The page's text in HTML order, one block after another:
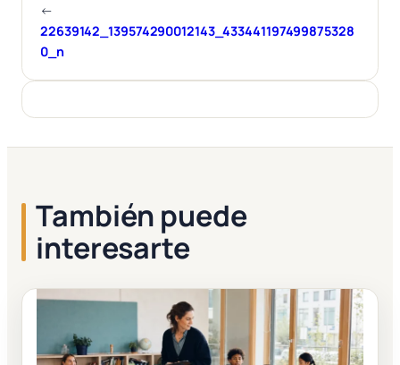
←
22639142_139574290012143_433441197499875328
0_n
También puede
interesarte